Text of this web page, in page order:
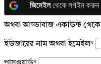
জিমেইলথেকে লগইন করুন
অথবা আড্ডাবাজ একাউন্ট থেকে
ইউজারের নাম অথবা ইমেইল*